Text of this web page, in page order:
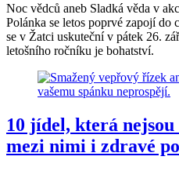
Noc vědců aneb Sladká věda v
Polánka se letos poprvé zapojí do
se v Žatci uskuteční v pátek 26.
letošního ročníku je bohatství.
10 jídel, která
mezi nimi i zdravé